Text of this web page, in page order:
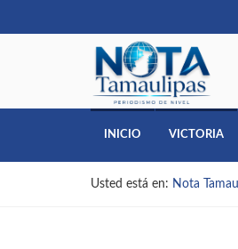
INICIO VICTORIA
Usted está en: Nota